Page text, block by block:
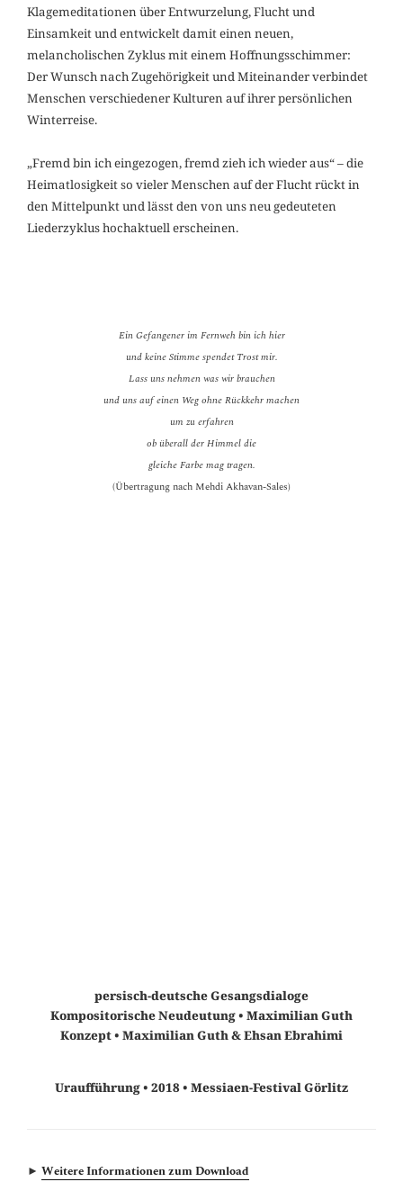
Klagemeditationen über Entwurzelung, Flucht und
Einsamkeit und entwickelt damit einen neuen,
melancholischen Zyklus mit einem Hoffnungsschimmer:
Der Wunsch nach Zugehörigkeit und Miteinander verbindet
Menschen verschiedener Kulturen auf ihrer persönlichen
Winterreise.
„Fremd bin ich eingezogen, fremd zieh ich wieder aus“ – die
Heimatlosigkeit so vieler Menschen auf der Flucht rückt in
den Mittelpunkt und lässt den von uns neu gedeuteten
Liederzyklus hochaktuell erscheinen.
Ein Gefangener im Fernweh bin ich hier
und keine Stimme spendet Trost mir.
Lass uns nehmen was wir brauchen
und uns auf einen Weg ohne Rückkehr machen
um zu erfahren
ob überall der Himmel die
gleiche Farbe mag tragen.
(Übertragung nach Mehdi Akhavan-Sales)
persisch-deutsche Gesangsdialoge
Kompositorische Neudeutung • Maximilian Guth
Konzept • Maximilian Guth & Ehsan Ebrahimi
Uraufführung • 2018 • Messiaen-Festival Görlitz
► Weitere Informationen zum Download